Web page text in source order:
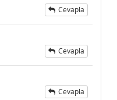
Cevapla
Cevapla
Cevapla